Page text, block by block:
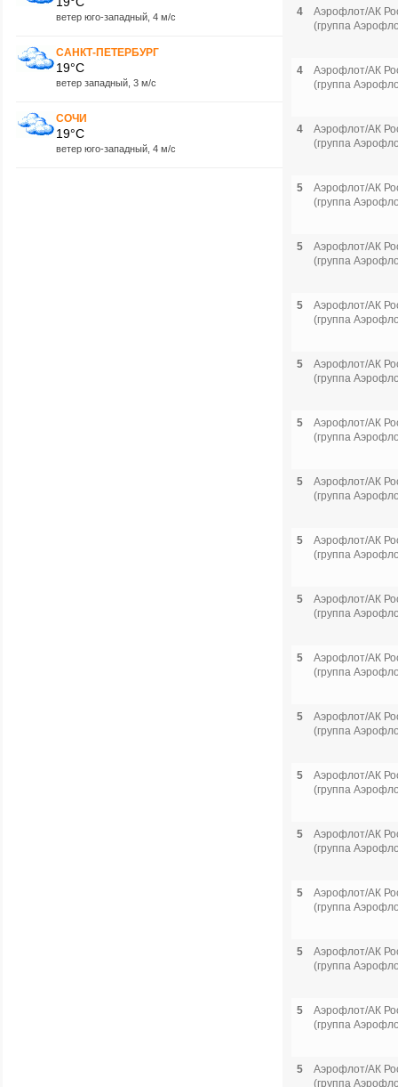
ветер юго-западный, 4 м/с
САНКТ-ПЕТЕРБУРГ
19°C
ветер западный, 3 м/с
СОЧИ
19°C
ветер юго-западный, 4 м/с
4
Аэрофлот/АК
(группа
4
Аэрофлот/АК
(группа
4
Аэрофлот/АК
(группа
5
Аэрофлот/АК
(группа
5
Аэрофлот/АК
(группа
5
Аэрофлот/АК
(группа
5
Аэрофлот/АК
(группа
5
Аэрофлот/АК
(группа
5
Аэрофлот/АК
(группа
5
Аэрофлот/АК
(группа
5
Аэрофлот/АК
(группа
5
Аэрофлот/АК
(группа
5
Аэрофлот/АК
(группа
5
Аэрофлот/АК
(группа
5
Аэрофлот/АК
(группа
5
Аэрофлот/АК
(группа
5
Аэрофлот/АК
(группа
5
Аэрофлот/АК
(группа
5
Аэрофлот/АК
(группа